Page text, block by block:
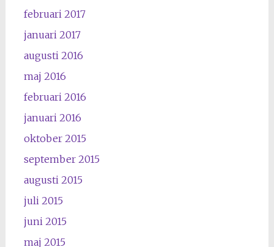
februari 2017
januari 2017
augusti 2016
maj 2016
februari 2016
januari 2016
oktober 2015
september 2015
augusti 2015
juli 2015
juni 2015
maj 2015